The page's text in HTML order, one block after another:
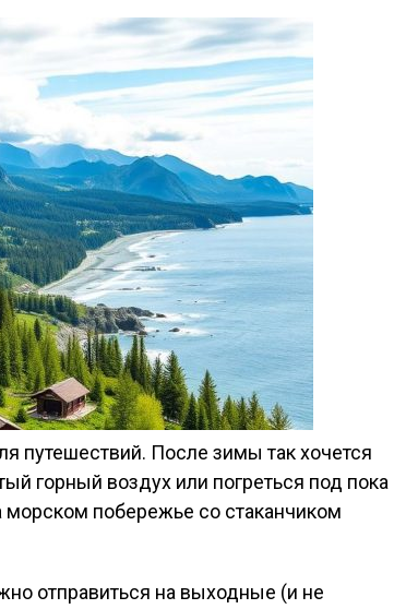
путешествий. После зимы так хочется
горный воздух или погреться под пока
побережье со стаканчиком
отправиться на выходные (и не